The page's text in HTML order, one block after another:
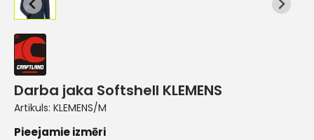
Darba jaka Softshell KLEMENS
Artikuls: KLEMENS/M
Pieejamie izmēri